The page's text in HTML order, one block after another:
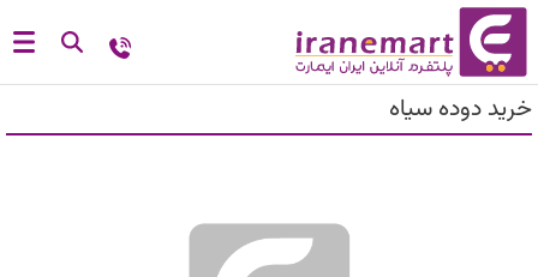
خرید دوده سیاه